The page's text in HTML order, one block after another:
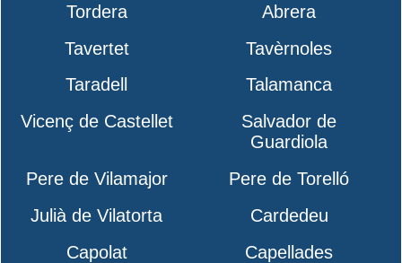
Tordera
Abrera
Tavertet
Tavèrnoles
Taradell
Talamanca
Vicenç de Castellet
Salvador de
Guardiola
Pere de Vilamajor
Pere de Torelló
Julià de Vilatorta
Cardedeu
Capolat
Capellades